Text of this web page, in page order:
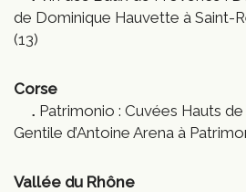
de Dominique Hauvette à Saint-
(13)
Corse
Patrimonio : Cuvées Hauts
Gentile d’Antoine Arena à
Vallée du Rhône